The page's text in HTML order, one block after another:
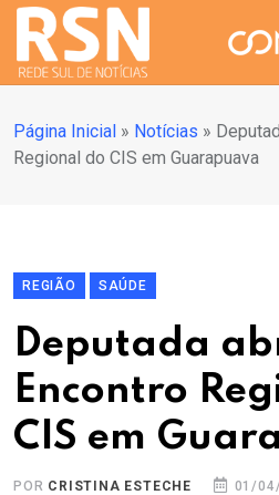
Página Inicial » Notícias »
Regional do CIS em Guarapuava
REGIÃO SAÚDE
Deputada
Encontro
CIS em
POR CRISTINA ESTECHE 01/